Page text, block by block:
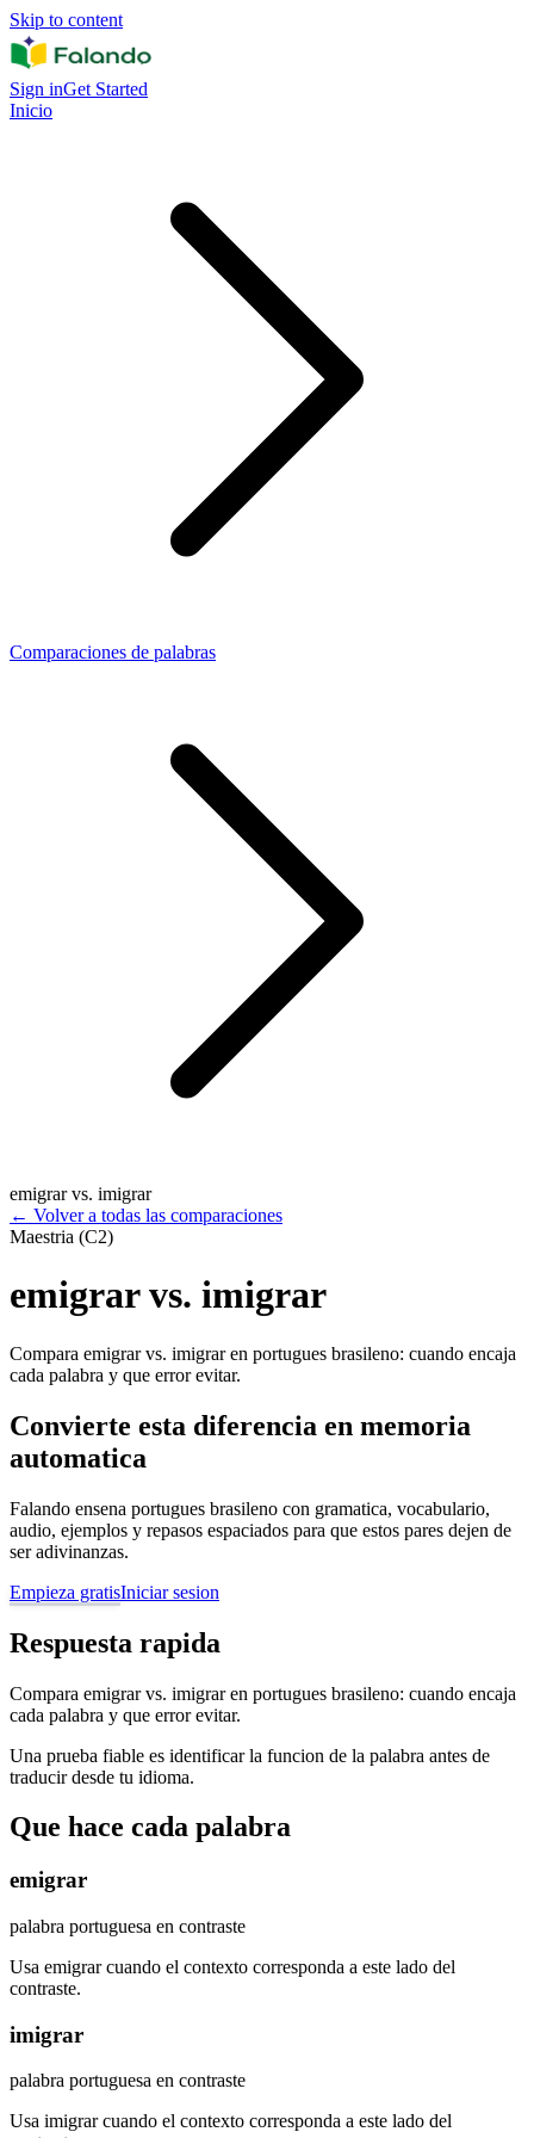
Skip to content
Sign inGet Started
Inicio
Comparaciones de palabras
emigrar vs. imigrar
← Volver a todas las comparaciones
Maestria (C2)
emigrar vs. imigrar
Compara emigrar vs. imigrar en portugues brasileno: cuando encaja
cada palabra y que error evitar.
Convierte esta diferencia en memoria
automatica
Falando ensena portugues brasileno con gramatica, vocabulario,
audio, ejemplos y repasos espaciados para que estos pares dejen de
ser adivinanzas.
Empieza gratisIniciar sesion
Respuesta rapida
Compara emigrar vs. imigrar en portugues brasileno: cuando encaja
cada palabra y que error evitar.
Una prueba fiable es identificar la funcion de la palabra antes de
traducir desde tu idioma.
Que hace cada palabra
emigrar
palabra portuguesa en contraste
Usa emigrar cuando el contexto corresponda a este lado del
contraste.
imigrar
palabra portuguesa en contraste
Usa imigrar cuando el contexto corresponda a este lado del